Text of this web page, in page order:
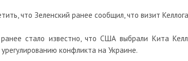
что Зеленский ранее сообщил, что визит
стало известно, что США выбрали Кита
конфликта на Украине.